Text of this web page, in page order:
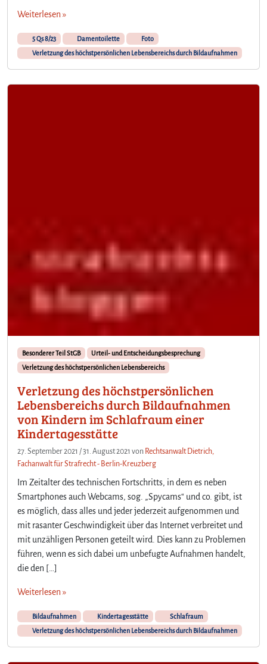
Weiterlesen »
5 Qs 8/23 Damentoilette
Foto
Verletzung des höchstpersönlichen Lebensbereichs durch Bildaufnahmen
Besonderer Teil StGB
Urteil- und Entscheidungsbesprechung
Verletzung des höchstpersönlichen Lebensbereichs
Verletzung des höchstpersönlichen
Lebensbereichs durch Bildaufnahmen
von Kindern im Schlafraum einer
Kindertagesstätte
27. September 2021 /31. August 2021 von Rechtsanwalt Dietrich,
Fachanwalt für Strafrecht - Berlin-Kreuzberg
Im Zeitalter des technischen Fortschritts, in dem es neben
Smartphones auch Webcams, sog. „Spycams“ und co. gibt, ist
es möglich, dass alles und jeder jederzeit aufgenommen und
mit rasanter Geschwindigkeit über das Internet verbreitet und
mit unzähligen Personen geteilt wird. Dies kann zu Problemen
führen, wenn es sich dabei um unbefugte Aufnahmen handelt,
die den […]
Weiterlesen »
Bildaufnahmen Kindertagesstätte
Schlafraum
Verletzung des höchstpersönlichen Lebensbereichs durch Bildaufnahmen